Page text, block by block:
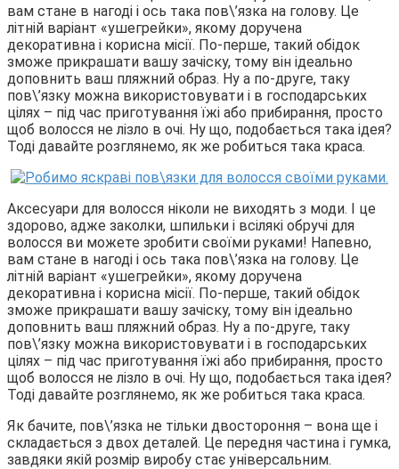
вам стане в нагоді і ось така пов\’язка на голову. Це
літній варіант «ушегрейки», якому доручена
декоративна і корисна місії. По-перше, такий обідок
зможе прикрашати вашу зачіску, тому він ідеально
доповнить ваш пляжний образ. Ну а по-друге, таку
пов\’язку можна використовувати і в господарських
цілях – під час приготування їжі або прибирання, просто
щоб волосся не лізло в очі. Ну що, подобається така ідея?
Тоді давайте розглянемо, як же робиться така краса.
Аксесуари для волосся ніколи не виходять з моди. І це
здорово, адже заколки, шпильки і всілякі обручі для
волосся ви можете зробити своїми руками! Напевно,
вам стане в нагоді і ось така пов\’язка на голову. Це
літній варіант «ушегрейки», якому доручена
декоративна і корисна місії. По-перше, такий обідок
зможе прикрашати вашу зачіску, тому він ідеально
доповнить ваш пляжний образ. Ну а по-друге, таку
пов\’язку можна використовувати і в господарських
цілях – під час приготування їжі або прибирання, просто
щоб волосся не лізло в очі. Ну що, подобається така ідея?
Тоді давайте розглянемо, як же робиться така краса.
Як бачите, пов\’язка не тільки двостороння – вона ще і
складається з двох деталей. Це передня частина і гумка,
завдяки якій розмір виробу стає універсальним.